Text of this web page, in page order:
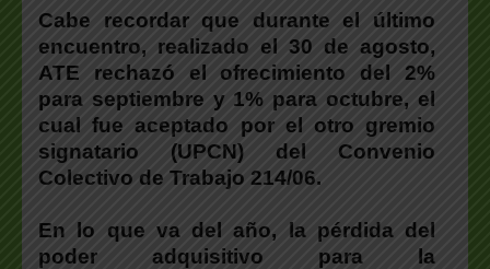
Cabe recordar que durante el último
encuentro, realizado el 30 de agosto,
ATE rechazó el ofrecimiento del 2%
para septiembre y 1% para octubre, el
cual fue aceptado por el otro gremio
signatario (UPCN) del Convenio
Colectivo de Trabajo 214/06.
En lo que va del año, la pérdida del
poder adquisitivo para la